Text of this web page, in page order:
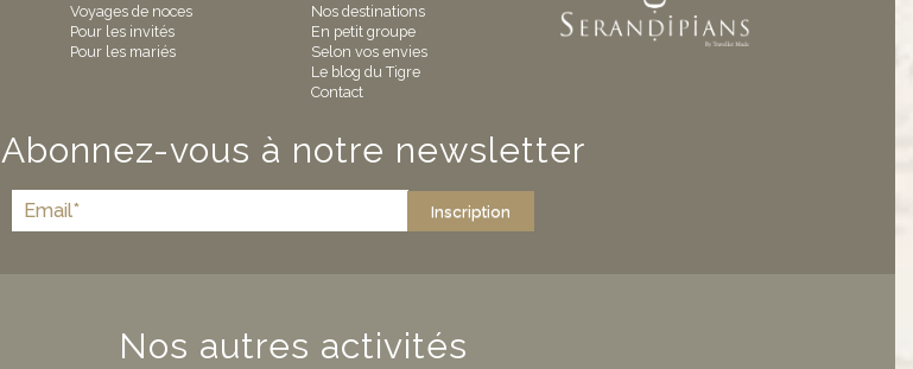
Voyages de noces
Pour les invités
Pour les mariés
Nos destinations
En petit groupe
Selon vos envies
Le blog du Tigre
Contact
Abonnez-vous à notre newsletter
Inscription
Nos autres activités